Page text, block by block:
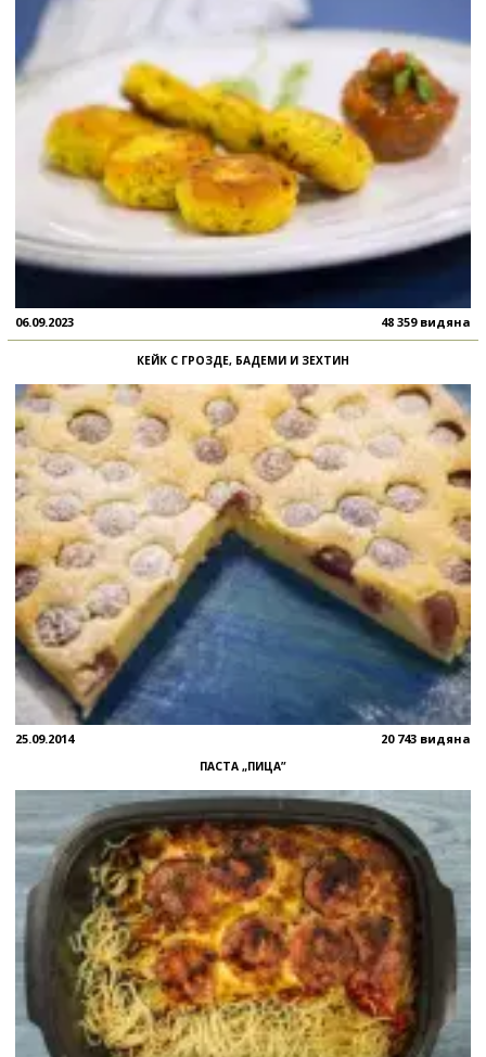
06.09.2023 48 359 видяна
КЕЙК С ГРОЗДЕ, БАДЕМИ И ЗЕХТИН
25.09.2014 20 743 видяна
ПАСТА „ПИЦА”